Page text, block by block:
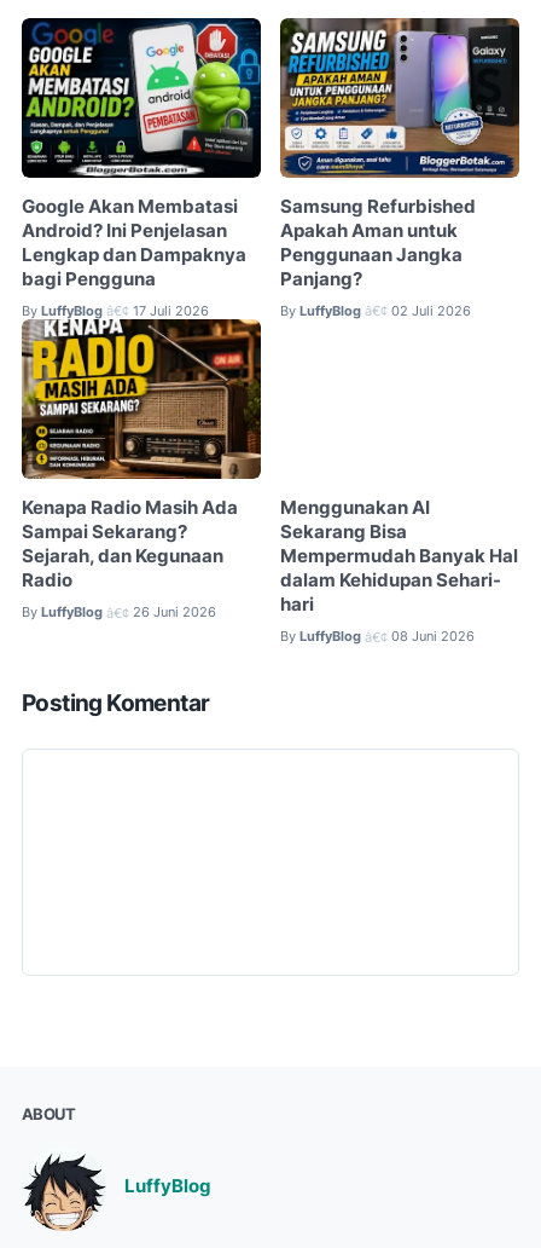
Google Akan Membatasi
Android? Ini Penjelasan
Lengkap dan Dampaknya
bagi Pengguna
By LuffyBlog â€¢ 17 Juli 2026
Samsung Refurbished
Apakah Aman untuk
Penggunaan Jangka
Panjang?
By LuffyBlog â€¢ 02 Juli 2026
Kenapa Radio Masih Ada
Sampai Sekarang?
Sejarah, dan Kegunaan
Radio
By LuffyBlog â€¢ 26 Juni 2026
Menggunakan AI
Sekarang Bisa
Mempermudah Banyak Hal
dalam Kehidupan Sehari-
hari
By LuffyBlog â€¢ 08 Juni 2026
Posting Komentar
ABOUT
LuffyBlog